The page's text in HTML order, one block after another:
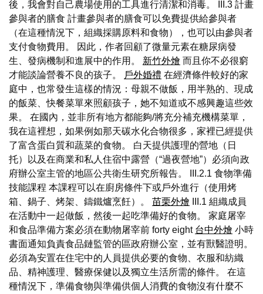
後，我會對自己農場使用的工具進行清潔和消毒。 III.3 計畫
參與者的膳食 計畫參與者的膳食可以免費提供給參與者
（在這種情況下，組織採購原料和食物），也可以由參與者
支付食物費用。 因此，作者回顧了微量元素在糖尿病發
生、發病機制和進展中的作用。 新竹外燴 而且你不必很窮
才能談論營養不良的孩子。
戶外婚禮 在經濟條件較好的家
庭中，也常發生這樣的情況：母親不做飯，用半熟的、現成
的飯菜、快餐菜單來照顧孩子，她不知道或不感興趣這些效
果。 在國內，並非所有地方都能夠/將充分補充機構菜單，
我在這裡想，如果例如那天碳水化合物很多，家裡已經提供
了富含蛋白質和蔬菜的食物。 白天提供護理的營地（日
托）以及在商業和私人住宿中露營（“過夜營地”）必須向政
府辦公室主管的地區公共衛生研究所報告。 III.2.1 食物準備
技能課程 本課程可以在廚房條件下或戶外進行（使用烤
箱、鍋子、烤架、鑄鐵爐烹飪）。 苗栗外燴 III.1 組織成員
在活動中一起做飯，然後一起吃準備好的食物。 家庭屠宰
和食品準備方案必須在動物屠宰前 forty eight 台中外燴 小時
書面通知負責食品鏈監管的區政府辦公室，並有獸醫證明。
必須為安置在住宅中的人員提供必要的食物、衣服和紡織
品、精神護理、醫療保健以及獨立生活所需的條件。 在這
種情況下，準備食物與準備供個人消費的食物沒有什麼不